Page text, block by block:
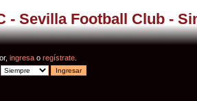
- Sevilla Football Club -
ingresa oregístrate